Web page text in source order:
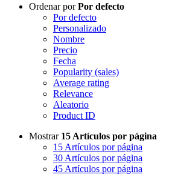
Ordenar porPor defecto
Por defecto
Personalizado
Nombre
Precio
Fecha
Popularity (sales)
Average rating
Relevance
Aleatorio
Product ID
Mostrar 15 Artículos por página
15 Artículos por página
30 Artículos por página
45 Artículos por página